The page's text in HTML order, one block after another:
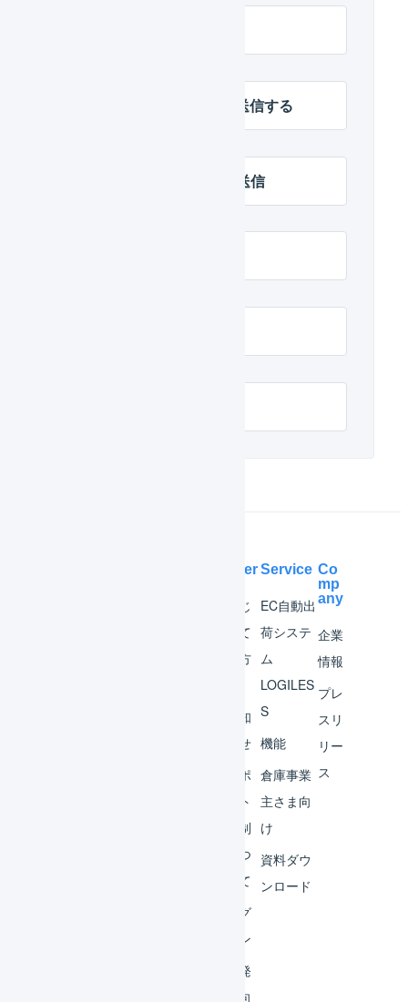
レビュー中のメールを送信する
LOGILESSでのメール送信
Help Center
はじ
めて
の方
お知
らせ
サポ
ート
体制
につ
いて
ログ
イン
開発
者向
Service
EC自動出
荷システ
ム
LOGILES
S
機能
倉庫事業
主さま向
け
資料ダウ
ンロード
Co
mp
any
企業
情報
プレ
スリ
リー
ス